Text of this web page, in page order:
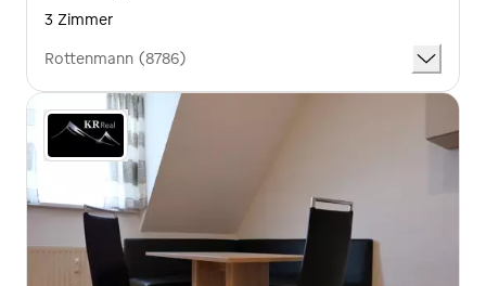
3 Zimmer
Rottenmann (8786)